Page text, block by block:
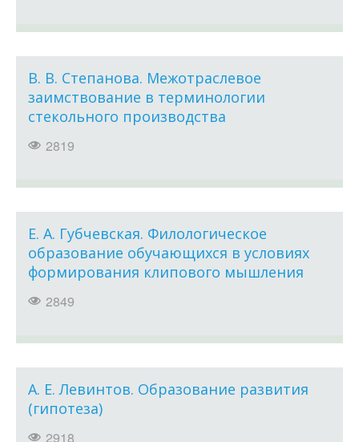
В. В. Степанова. Межотраслевое
заимствование в терминологии
стекольного производства
2819
Е. А. Губчевская. Филологическое
образование обучающихся в условиях
формирования клипового мышления
2849
А. Е. Левинтов. Образование развития
(гипотеза)
2918